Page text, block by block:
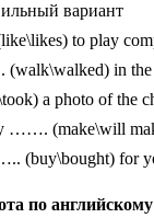
вариант
to play
(walk\walked) in the
a photo of the
……. (make\will
(buy\bought) for
по